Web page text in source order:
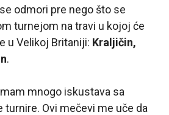
odmori pre nego što se
turnejom na travi u kojoj će
u Velikoj Britaniji: Kraljičin,
.
mnogo iskustava sa
turnire. Ovi mečevi me uče da